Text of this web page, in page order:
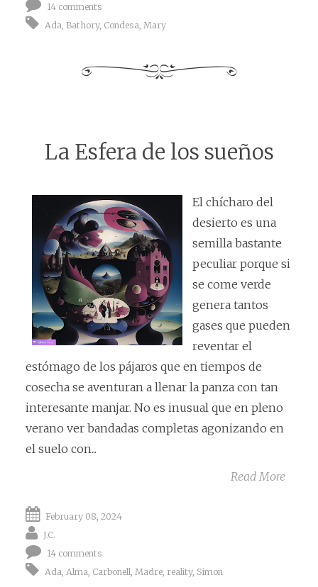
14 comments
Ada Bathory, Condesa Mary
La Esfera de los sueños
El chícharo del
desierto es una
semilla bastante
peculiar porque si
se come verde
genera tantos
gases que pueden
reventar el
estómago de los pájaros que en tiempos de
cosecha se aventuran a llenar la panza con tan
interesante manjar. No es inusual que en pleno
verano ver bandadas completas agonizando en
el suelo con...
Read More
February 08, 2024
J.C.
14 comments
Ada, Alma, Carbonell, Madre, reality, Simon